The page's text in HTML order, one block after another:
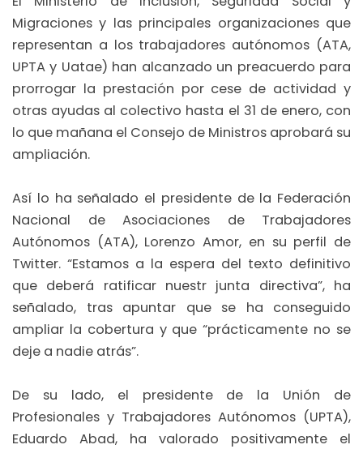
Migraciones y las principales organizaciones que
representan a los trabajadores autónomos (ATA,
UPTA y Uatae) han alcanzado un preacuerdo para
prorrogar la prestación por cese de actividad y
otras ayudas al colectivo hasta el 31 de enero, con
lo que mañana el Consejo de Ministros aprobará su
ampliación.
Así lo ha señalado el presidente de la Federación
Nacional de Asociaciones de Trabajadores
Autónomos (ATA), Lorenzo Amor, en su perfil de
Twitter. “Estamos a la espera del texto definitivo
que deberá ratificar nuestr junta directiva”, ha
señalado, tras apuntar que se ha conseguido
ampliar la cobertura y que “prácticamente no se
deje a nadie atrás”.
De su lado, el presidente de la Unión de
Profesionales y Trabajadores Autónomos (UPTA),
Eduardo Abad, ha valorado positivamente el